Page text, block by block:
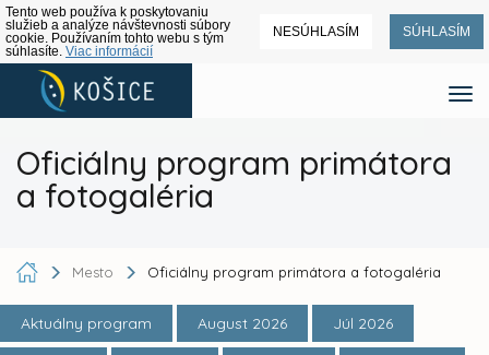
Tento web používa k poskytovaniu
služieb a analýze návštevnosti súbory
cookie. Používaním tohto webu s tým
súhlasíte. Viac informácií
NESÚHLASÍM SÚHLASÍM
Oficiálny program primátora
a fotogaléria
Mesto Oficiálny program primátora a fotogaléria
Aktuálny program August 2026 Júl 2026